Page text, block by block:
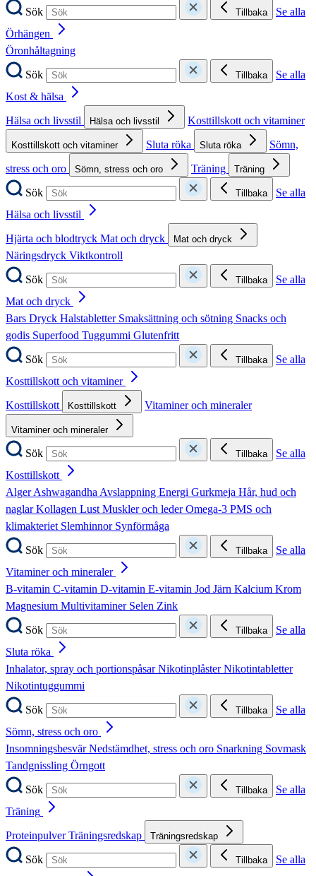
Sök
Tillbaka
Se alla
Örhängen
Öronhåltagning
Sök
Tillbaka
Se alla
Kost & hälsa
Hälsa och livsstil
Hälsa och livsstil Kosttillskott och vitaminer
Kosttillskott och vitaminer Sluta röka Sluta röka
Sömn,
stress och oro
Sömn, stress och oro Träning Träning
Sök Tillbaka
Se alla
Hälsa och livsstil
Hjärta och blodtryck Mat och dryck Mat och dryck
Näringsdryck Viktkontroll
Sök
Tillbaka
Se alla
Mat och dryck
Bars Dryck Halstabletter Smaksättning och sötning Snacks och
godis Superfood Tuggummi Glutenfritt
Sök
Tillbaka
Se alla
Kosttillskott och vitaminer
Kosttillskott
Kosttillskott Vitaminer och mineraler
Vitaminer och mineraler
Sök Tillbaka
Se alla
Kosttillskott
AlgerAshwagandhaAvslappning Energi Gurkmeja Hår, hud och
naglarKollagen LustMuskler och lederOmega-3 PMS och
klimakteriet Slemhinnor Synförmåga
Sök
Tillbaka
Se alla
Vitaminer och mineraler
B-vitamin C-vitamin D-vitamin E-vitamin Jod Järn Kalcium Krom
Magnesium Multivitaminer Selen Zink
Sök
Tillbaka
Se alla
Sluta röka
Inhalator, spray och portionspåsarNikotinplåsterNikotintabletter
Nikotintuggummi
Sök
Tillbaka
Se alla
Sömn, stress och oro
InsomningsbesvärNedstämdhet, stress och oro Snarkning Sovmask
Tandgnissling Örngott
Sök
Tillbaka
Se alla
Träning
ProteinpulverTräningsredskap Träningsredskap
Sök Tillbaka
Se alla